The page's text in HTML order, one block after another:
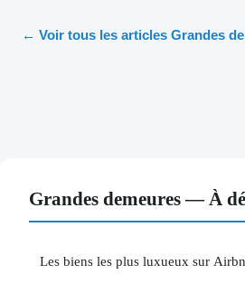
← Voir tous les articles Grandes
Grandes demeures — À
Les biens les plus luxueux sur